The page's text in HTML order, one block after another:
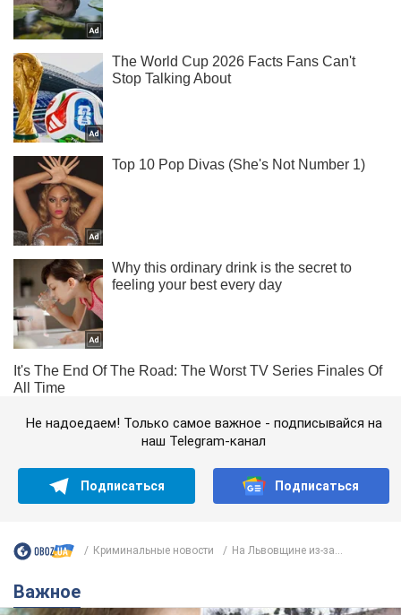
Не надоедаем! Только самое важное - подписывайся на
наш Telegram-канал
Подписаться Подписаться
Криминальные новости На Львовщине из-за...
Важное